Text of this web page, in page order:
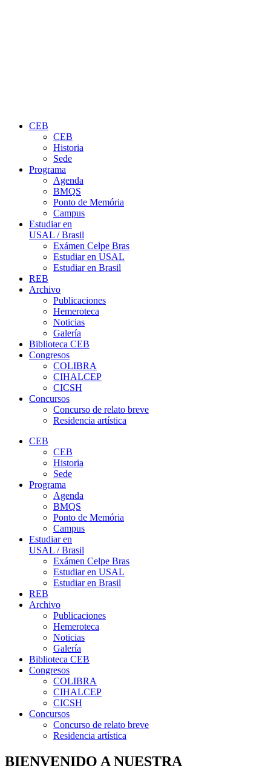
CEB
CEB
Historia
Sede
Programa
Agenda
BMQS
Ponto de Memória
Campus
Estudiar en
USAL / Brasil
Exámen Celpe Bras
Estudiar en USAL
Estudiar en Brasil
REB
Archivo
Publicaciones
Hemeroteca
Noticias
Galería
Biblioteca CEB
Congresos
COLIBRA
CIHALCEP
CICSH
Concursos
Concurso de relato breve
Residencia artística
CEB
CEB
Historia
Sede
Programa
Agenda
BMQS
Ponto de Memória
Campus
Estudiar en
USAL / Brasil
Exámen Celpe Bras
Estudiar en USAL
Estudiar en Brasil
REB
Archivo
Publicaciones
Hemeroteca
Noticias
Galería
Biblioteca CEB
Congresos
COLIBRA
CIHALCEP
CICSH
Concursos
Concurso de relato breve
Residencia artística
BIENVENIDO A NUESTRA